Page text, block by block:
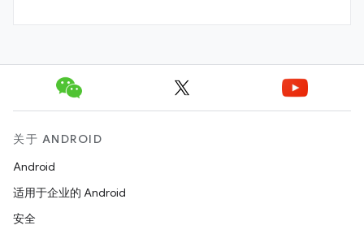
关于 ANDROID
Android
适用于企业的 Android
安全